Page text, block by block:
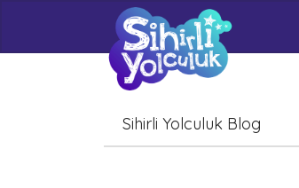
Sihirli Yolculuk Blog